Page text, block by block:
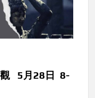
觀 5月28日 8-